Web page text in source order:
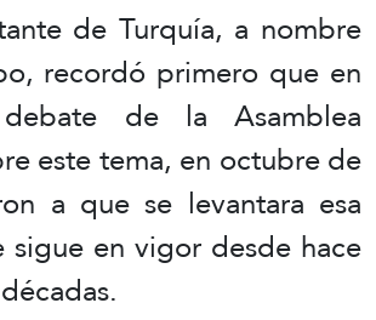
de Turquía, a nombre
recordó primero que en
de la Asamblea
este tema, en octubre de
a que se levantara esa
en vigor desde hace